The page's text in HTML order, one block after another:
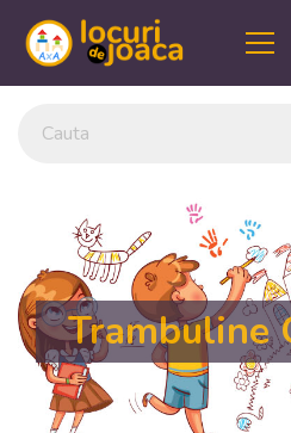
Trambuline